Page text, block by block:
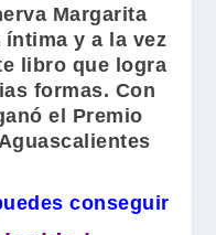
Margarita
íntima y a la vez
libro que logra
formas. Con
el Premio
conseguir